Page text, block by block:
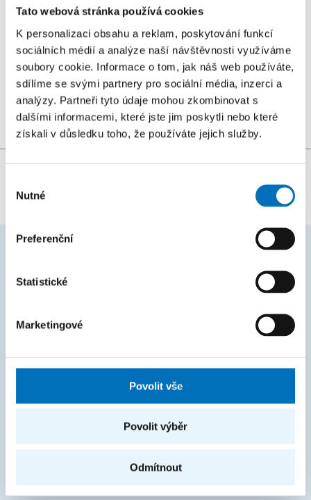
Tato webová stránka používá cookies
K personalizaci obsahu a reklam, poskytování funkcí
sociálních médií a analýze naší návštěvnosti využíváme
soubory cookie. Informace o tom, jak náš web používáte,
sdílíme se svými partnery pro sociální média, inzerci a
analýzy. Partneři tyto údaje mohou zkombinovat s
dalšími informacemi, které jste jim poskytli nebo které
získali v důsledku toho, že používáte jejich služby.
souhlasu
Nutné
Preferenční
Statistické
Marketingové
Povolit vše
Povolit výběr
Odmítnout
Katedra teoretické informatiky
ŘEŠITELÉ
prof. Ing. Jan Holub, Ph.D.
Studijní oddělení
KOS